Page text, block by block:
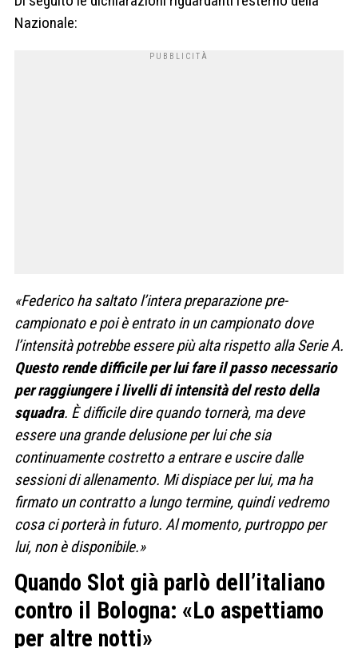
Nazionale:
«Federico ha saltato l’intera preparazione pre-
campionato e poi è entrato in un campionato dove
l’intensità potrebbe essere più alta rispetto alla Serie A.
Questo rende difficile per lui fare il passo necessario
per raggiungere i livelli di intensità del resto della
squadra. È difficile dire quando tornerà, ma deve
essere una grande delusione per lui che sia
continuamente costretto a entrare e uscire dalle
sessioni di allenamento. Mi dispiace per lui, ma ha
firmato un contratto a lungo termine, quindi vedremo
cosa ci porterà in futuro. Al momento, purtroppo per
lui, non è disponibile.»
Quando Slot già parlò dell’italiano
contro il Bologna: «Lo aspettiamo
per altre notti»